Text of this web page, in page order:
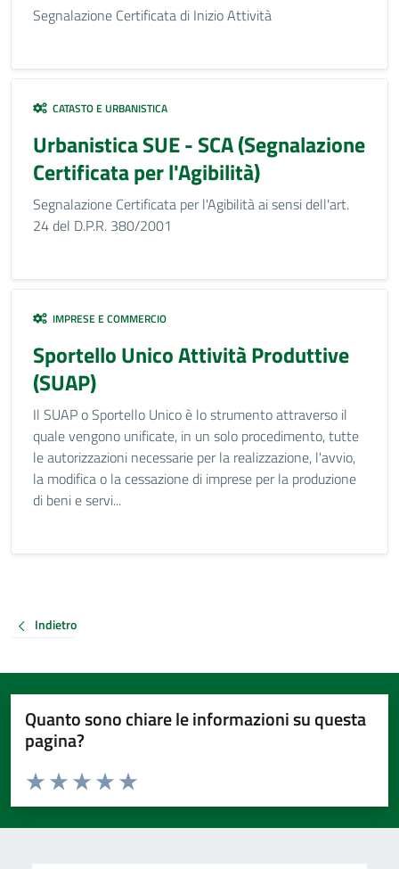
Segnalazione Certificata di Inizio Attività
CATASTO E URBANISTICA
Urbanistica SUE - SCA (Segnalazione
Certificata per l'Agibilità)
Segnalazione Certificata per l'Agibilità ai sensi dell'art.
24 del D.P.R. 380/2001
IMPRESE E COMMERCIO
Sportello Unico Attività Produttive
(SUAP)
Il SUAP o Sportello Unico è lo strumento attraverso il
quale vengono unificate, in un solo procedimento, tutte
le autorizzazioni necessarie per la realizzazione, l'avvio,
la modifica o la cessazione di imprese per la produzione
di beni e servi...
Indietro
Quanto sono chiare le informazioni su questa
pagina?
Valuta da 1 a 5 stelle la pagina
Valuta 5 stelle su 5
Valuta 4 stelle su 5
Valuta 3 stelle su 5
Valuta 2 stelle su 5
Valuta 1 stelle su 5